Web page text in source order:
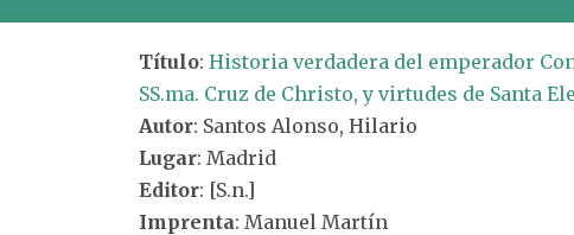
Título: Historia verdadera del emperador
SS.ma. Cruz de Christo, y virtudes de Santa
Autor: Santos Alonso, Hilario
Lugar: Madrid
Editor: [S.n.]
Imprenta: Manuel Martín